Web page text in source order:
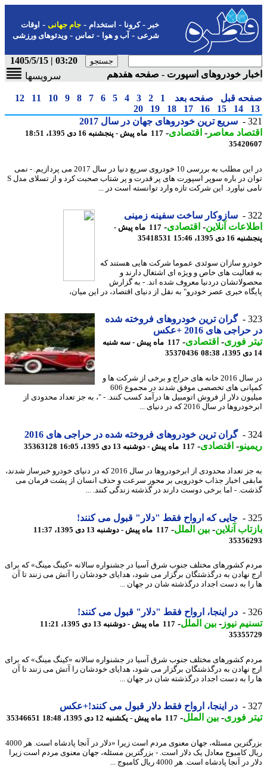
-کرونا-استخدام- جام جهانی-اوقات
شرعی-آب و هوا-تماس-ویدئوهای ورزشی
03:20 | 1405/5/15
خودروهای اسپورت - صفحه هفدهم
سرویسها
قبل صفحه بعد 1
2
3
4
5
6
7
8
9
10
11
12
14
15
16
17
18
19
20
سریع ترین خودروهای جهان در سال 2017
معاصر-اقتصادی-117 ماه پیش - پنجشنبه 16 دی 1395، 18:51
در این مطلب به بررسی 10 خودروی سریع دنیا در سال 2017 می پردازیم. - نمی
توان در باره سوپر اسپورت های پر قدرت و پر شتاب صحبت کرد و از تسلای مدل S
نیاورد. این شرکت تازه وارد توانسته است در ...
سازوکار ساخت سفینه زمینی
آنلاین-اقتصادی-
117 ماه پیش -
دی 1395، 15:46
35418531
سازان سوئدی عموما شرکت هایی هستند که
های خاص و ویژه ای اشتغال دارند و
دردنیا معروف شده اند. - به گزارش
خبری عصر خودرو" به نقل از دنیای اقتصاد، در این میان،
گران ترین خودروهای فروخته شده
های 2016 +عکس
فوری- اقتصادی-
117 ماه پیش - سه شنبه
35370436
در سال 2016 خانه های حراج و برخی از شرکت ها و
کمپانی های تخصصی موفق شدند در مجموع 606
دلار از فروش اتومبیل ها درآمد کسب کنند. - "، به جز تعداد محدودی از
در سال 2016 که در دنیای ...
گران ترین خودروهای فروخته شده در حراجی های 2016
-اقتصادی-117 ماه پیش - دوشنبه 13 دی 1395، 16:05 35363128
به جز تعداد محدودی از ابرخودروها در سال 2016 که در دنیای خودرو خبرساز شدند،
اخبار جذاب خودرویی بر محور سرعت و حذف انسان از پشت فرمان می
- اما برخی دوست دارند در گذشته زندگی کنند. ...
جایی که ارواح فقط "دلار" قبول می کنند!
آنلاین-بین الملل-117 ماه پیش - دوشنبه 13 دی 1395، 11:37
کشورهای مختلف جنوب شرق آسیا در جشنواره سالانه «کینگ مینگ» که برای
نهادن به درگذشتگان برگزار می شود، هدایای خودشان را آتش می زنند تا آن
به دست اجداد درگذشته شان در جهان ...
در اینجا، ارواح فقط "دلار" قبول می کنند!
نیوز-بین الملل-117 ماه پیش - دوشنبه 13 دی 1395، 11:21
کشورهای مختلف جنوب شرق آسیا در جشنواره سالانه «کینگ مینگ» که برای
نهادن به درگذشتگان برگزار می شود، هدایای خودشان را آتش می زنند تا آن
به دست اجداد درگذشته شان در جهان ...
در اینجا، ارواح فقط دلار قبول می کنند!+عکس
فوری- بین الملل-117 ماه پیش - یکشنبه 12 دی 1395، 18:48 35346651
بزرگترین مسئله، جهان معنوی مردم است زیرا «دلار در آنجا پادشاه است. هر 4000
کامبوج معادل یک دلار است. - بزرگترین مسئله، جهان معنوی مردم است زیرا
آنجا پادشاه است. هر 4000 ریال کامبوج ...